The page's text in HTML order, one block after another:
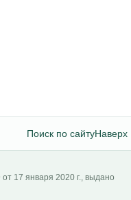
Поиск по сайтуНаверх
17 января 2020 г., выдано